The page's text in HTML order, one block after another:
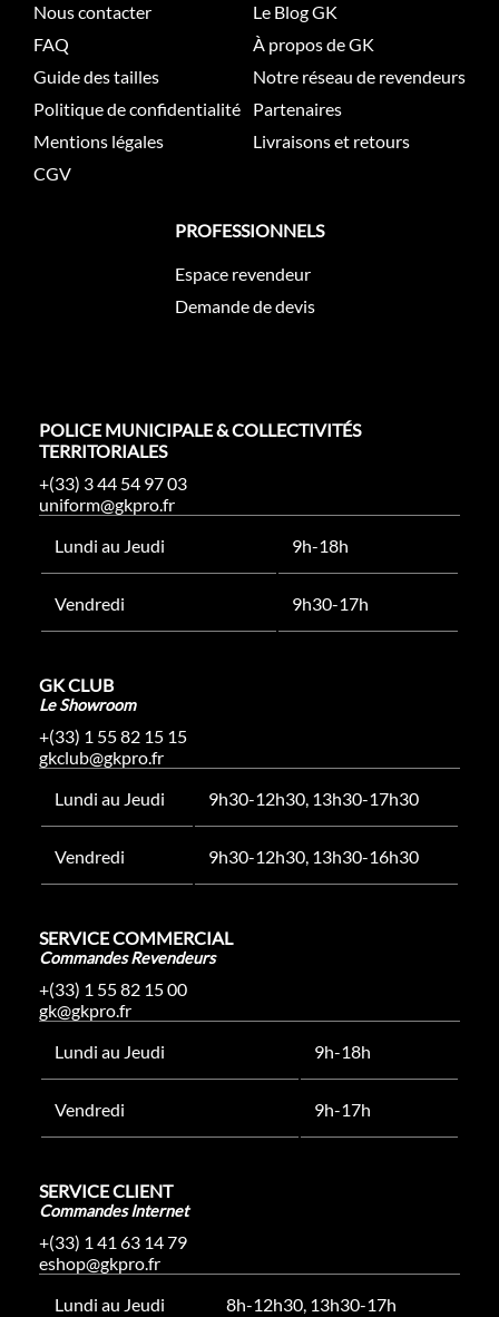
Nous contacter
FAQ
Guide des tailles
Politique de confidentialité
Mentions légales
CGV
Le Blog GK
À propos de GK
Notre réseau de revendeurs
Partenaires
Livraisons et retours
PROFESSIONNELS
Espace revendeur
Demande de devis
POLICE MUNICIPALE & COLLECTIVITÉS
TERRITORIALES
+(33) 3 44 54 97 03
uniform@gkpro.fr
Lundi au Jeudi
9h-18h
Vendredi 9h30-17h
GK CLUB
Le Showroom
+(33) 1 55 82 15 15
gkclub@gkpro.fr
Lundi au Jeudi
9h30-12h30, 13h30-17h30
Vendredi 9h30-12h30, 13h30-16h30
SERVICE COMMERCIAL
Commandes Revendeurs
+(33) 1 55 82 15 00
gk@gkpro.fr
Lundi au Jeudi
9h-18h
Vendredi 9h-17h
SERVICE CLIENT
Commandes Internet
+(33) 1 41 63 14 79
eshop@gkpro.fr
Lundi au Jeudi
8h-12h30, 13h30-17h